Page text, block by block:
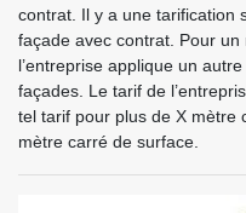
contrat. Il y a une tarification
façade avec contrat. Pour un
l’entreprise applique un
façades. Le tarif de
tel tarif pour plus de X mètre
mètre carré de surface.